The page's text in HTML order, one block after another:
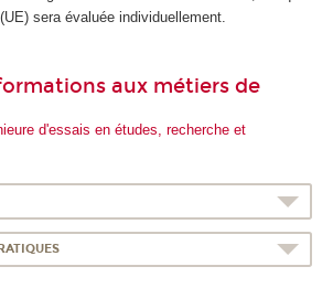
sera évaluée individuellement.
aux métiers de
d'essais en études, recherche et